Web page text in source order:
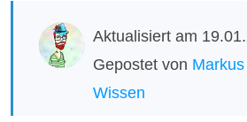
Aktualisiert am
Gepostet von
Wissen